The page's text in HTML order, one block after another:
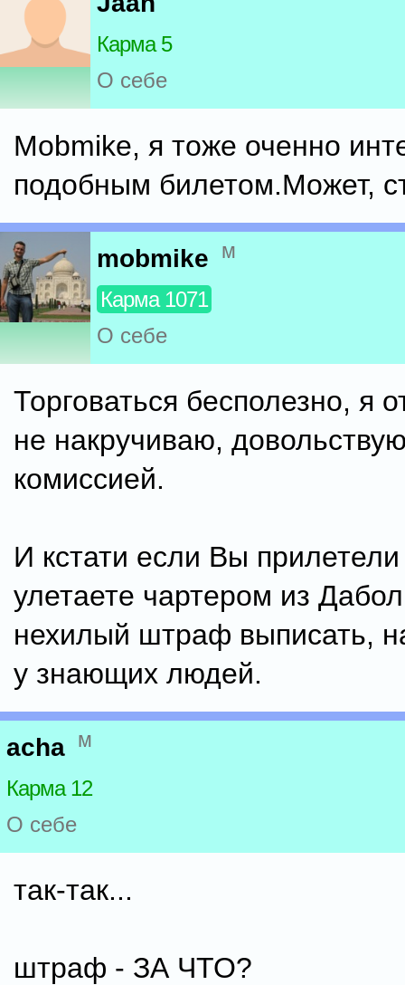
Карма 5
О себе
Mobmike, я тоже оченно
подобным билетом.Может,
mobmike м
Карма 1071
О себе
Торговаться бесполезно, я
не накручиваю,
комиссией.
И кстати если Вы прилетели
улетаете чартером из
нехилый штраф выписать,
у знающих людей.
acha м
Карма 12
О себе
так-так...
штраф - ЗА ЧТО?